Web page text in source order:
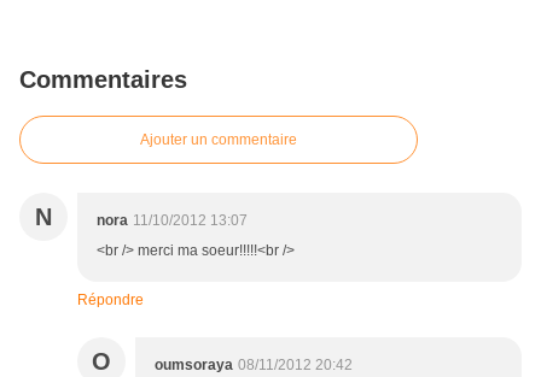
Commentaires
Ajouter un commentaire
N nora 11/10/2012 13:07
<br /> merci ma soeur!!!!!<br />
Répondre
O oumsoraya 08/11/2012 20:42